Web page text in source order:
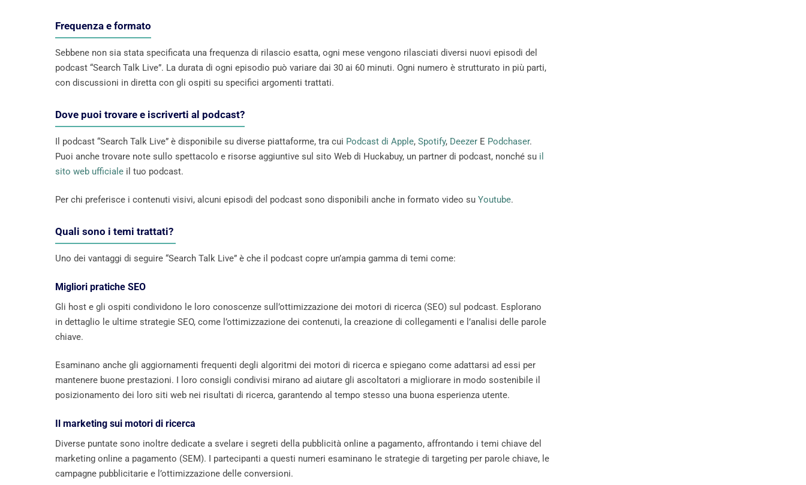
Frequenza e formato
Sebbene non sia stata specificata una frequenza di rilascio esatta, ogni mese vengono rilasciati diversi nuovi episodi del
podcast “Search Talk Live”. La durata di ogni episodio può variare dai 30 ai 60 minuti. Ogni numero è strutturato in più parti,
con discussioni in diretta con gli ospiti su specifici argomenti trattati.
Dove puoi trovare e iscriverti al podcast?
Il podcast “Search Talk Live” è disponibile su diverse piattaforme, tra cui Podcast di Apple, Spotify, Deezer E Podchaser.
Puoi anche trovare note sullo spettacolo e risorse aggiuntive sul sito Web di Huckabuy, un partner di podcast, nonché su il
sito web ufficiale il tuo podcast.
Per chi preferisce i contenuti visivi, alcuni episodi del podcast sono disponibili anche in formato video su Youtube.
Quali sono i temi trattati?
Uno dei vantaggi di seguire “Search Talk Live” è che il podcast copre un’ampia gamma di temi come:
Migliori pratiche SEO
Gli host e gli ospiti condividono le loro conoscenze sull’ottimizzazione dei motori di ricerca (SEO) sul podcast. Esplorano
in dettaglio le ultime strategie SEO, come l’ottimizzazione dei contenuti, la creazione di collegamenti e l’analisi delle parole
chiave.
Esaminano anche gli aggiornamenti frequenti degli algoritmi dei motori di ricerca e spiegano come adattarsi ad essi per
mantenere buone prestazioni. I loro consigli condivisi mirano ad aiutare gli ascoltatori a migliorare in modo sostenibile il
posizionamento dei loro siti web nei risultati di ricerca, garantendo al tempo stesso una buona esperienza utente.
Il marketing sui motori di ricerca
Diverse puntate sono inoltre dedicate a svelare i segreti della pubblicità online a pagamento, affrontando i temi chiave del
marketing online a pagamento (SEM). I partecipanti a questi numeri esaminano le strategie di targeting per parole chiave, le
campagne pubblicitarie e l’ottimizzazione delle conversioni.